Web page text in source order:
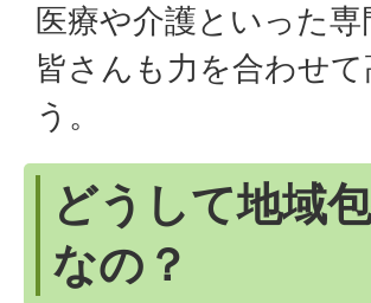
医療や介護といった
皆さんも力を合わせ
う。
どうして地域
なの？